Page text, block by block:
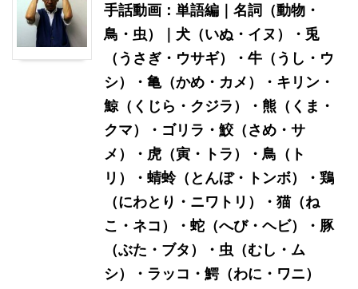
手話動画：単語編｜名詞（動物・
鳥・虫）｜犬（いぬ・イヌ）・兎
（うさぎ・ウサギ）・牛（うし・ウ
シ）・亀（かめ・カメ）・キリン・
鯨（くじら・クジラ）・熊（くま・
クマ）・ゴリラ・鮫（さめ・サ
メ）・虎（寅・トラ）・鳥（ト
リ）・蜻蛉（とんぼ・トンボ）・鶏
（にわとり・ニワトリ）・猫（ね
こ・ネコ）・蛇（へび・ヘビ）・豚
（ぶた・ブタ）・虫（むし・ム
シ）・ラッコ・鰐（わに・ワニ）